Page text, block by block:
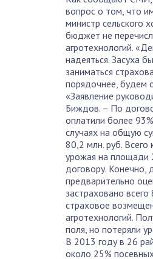
вопрос о том, что
министр сельского
бюджет не
агротехнологий.
надеяться. Засуха
заниматься
порядочнее, будем
«Заявление
Биждов. – По
оплатили более
случаях на общую
80,2 млн. руб.
урожая на площади
договору. Конечно,
предварительно
застраховано
страховое
агротехнологий.
поля, но потеряли
В 2013 году в 26
около 25%